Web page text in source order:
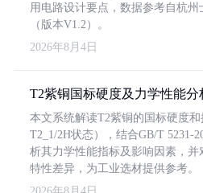
用电路设计要点，数据参考自杭
（版本V1.2）。
2026年8月4日
T2紫铜国标硬度及力学性能分
本文系统解读T2紫铜的国标硬度
T2_1/2H状态），结合GB/T 5231-
析其力学性能指标及影响因素，并
特性差异，为工业选材提供参考。